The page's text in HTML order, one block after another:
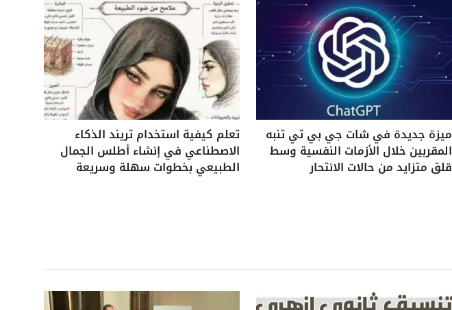
ميزة جديدة في شات جي بي تي تنبه
المقربين خلال الأزمات النفسية وسط
قلق متزايد من حالات الانتحار
تعلم كيفية استخدام تريند الذكاء
الاصطناعي في إنشاء أطلس الجمال
الطبيعي بخطوات سهلة وسريعة